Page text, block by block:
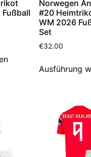
Norwegen
#20
WM 2026
Set
€32.00
Ausführung